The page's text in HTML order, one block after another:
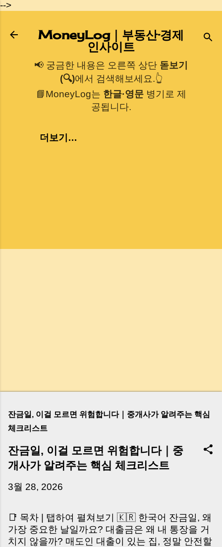
-->
기본 콘텐츠로 건너뛰기
MoneyLog｜부동산·경제
인사이트
📢 궁금한 내용은 오른쪽 상단 돋보기
(🔍)에서 검색해보세요.👆
📘MoneyLog는 한글·영문병기로 제
공됩니다.
더보기…
잔금일, 이걸 모르면 위험합니다｜중개사가 알려주는 핵심
체크리스트
잔금일, 이걸 모르면 위험합니다｜중
개사가 알려주는 핵심 체크리스트
3월 28, 2026
📑 목차 | 탭하여 펼쳐보기 🇰🇷 한국어 잔금일, 왜
가장 중요한 날일까요? 대출금은 왜 내 통장을 거
치지 않을까? 매도인 대출이 있는 집, 정말 안전할